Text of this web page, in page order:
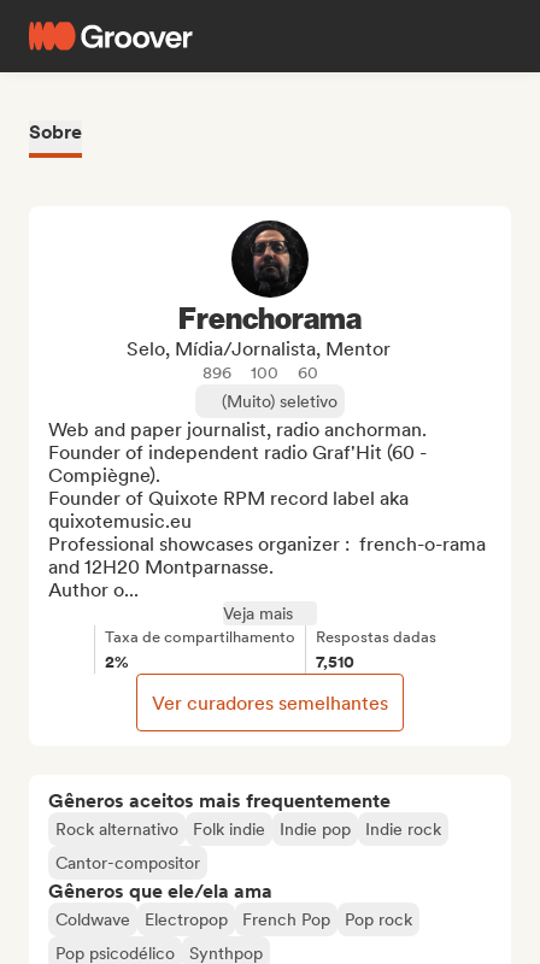
Sobre
Gêneros aceitos mais frequentemente
Rock alternativo Folk indie Indie pop
Indie rock
Cantor-compositor
Gêneros que ele/ela ama
Coldwave Electropop French Pop
Pop rock
Pop psicodélico
Synthpop
Frenchorama
Selo, Mídia/Jornalista, Mentor
896 100
60
(Muito) seletivo
Web and paper journalist, radio anchorman.
Founder of independent radio Graf'Hit (60 -
Compiègne).
Founder of Quixote RPM record label aka
quixotemusic.eu
Professional showcases organizer :  french-o-rama
and 12H20 Montparnasse.
Author o...
Veja mais
Taxa de compartilhamento
2%
Respostas dadas
7,510
Ver curadores semelhantes